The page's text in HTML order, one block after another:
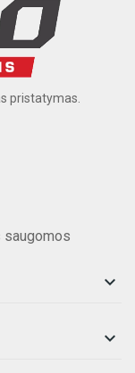
pristatymas.
saugomos

